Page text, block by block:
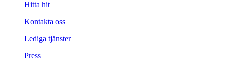
Hitta hit
Kontakta oss
Lediga tjänster
Press